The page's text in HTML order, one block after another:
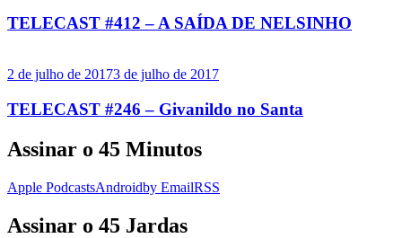
TELECAST #412 – A SAÍDA DE NELSINHO
2 de julho de 20173 de julho de 2017
TELECAST #246 – Givanildo no Santa
Assinar o 45 Minutos
Apple PodcastsAndroidby EmailRSS
Assinar o 45 Jardas